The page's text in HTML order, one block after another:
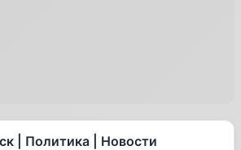
| Политика | Новости